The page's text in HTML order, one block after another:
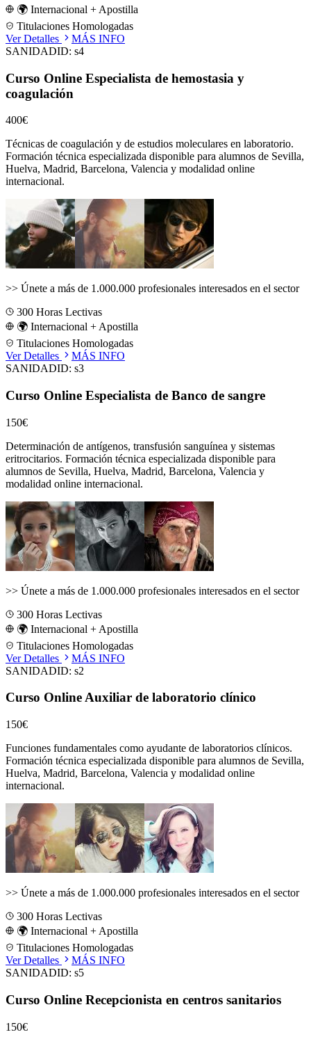
🌍 Internacional + Apostilla
Titulaciones Homologadas
Ver Detalles
MÁS INFO
SANIDADID: s4
Curso Online Especialista de hemostasia y
coagulación
400€
Técnicas de coagulación y de estudios moleculares en laboratorio.
Formación técnica especializada disponible para alumnos de Sevilla,
Huelva, Madrid, Barcelona, Valencia y modalidad online
internacional.
>> Únete a más de 1.000.000 profesionales interesados en el sector
300 Horas Lectivas
🌍 Internacional + Apostilla
Titulaciones Homologadas
Ver Detalles
MÁS INFO
SANIDADID: s3
Curso Online Especialista de Banco de sangre
150€
Determinación de antígenos, transfusión sanguínea y sistemas
eritrocitarios. Formación técnica especializada disponible para
alumnos de Sevilla, Huelva, Madrid, Barcelona, Valencia y
modalidad online internacional.
>> Únete a más de 1.000.000 profesionales interesados en el sector
300 Horas Lectivas
🌍 Internacional + Apostilla
Titulaciones Homologadas
Ver Detalles
MÁS INFO
SANIDADID: s2
Curso Online Auxiliar de laboratorio clínico
150€
Funciones fundamentales como ayudante de laboratorios clínicos.
Formación técnica especializada disponible para alumnos de Sevilla,
Huelva, Madrid, Barcelona, Valencia y modalidad online
internacional.
>> Únete a más de 1.000.000 profesionales interesados en el sector
300 Horas Lectivas
🌍 Internacional + Apostilla
Titulaciones Homologadas
Ver Detalles
MÁS INFO
SANIDADID: s5
Curso Online Recepcionista en centros sanitarios
150€